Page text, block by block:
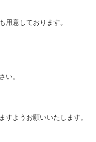
用意しております。
い。
すようお願いいたします。